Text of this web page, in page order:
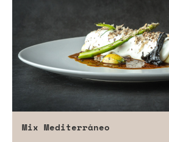
Mix Mediterráneo